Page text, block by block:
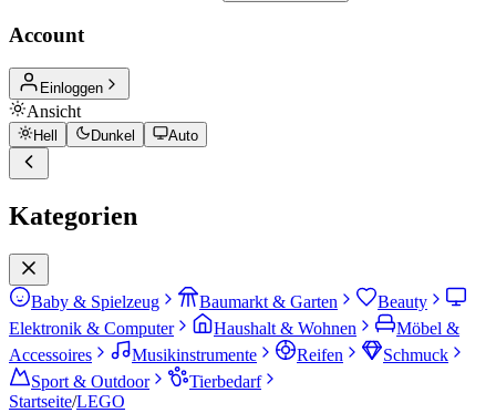
Account
Einloggen
Ansicht
Hell Dunkel Auto
Kategorien
Baby & Spielzeug Baumarkt & Garten
Beauty
Elektronik & Computer
Haushalt & Wohnen
Möbel &
Accessoires
Musikinstrumente Reifen
Schmuck
Sport & Outdoor
Tierbedarf
Startseite/LEGO